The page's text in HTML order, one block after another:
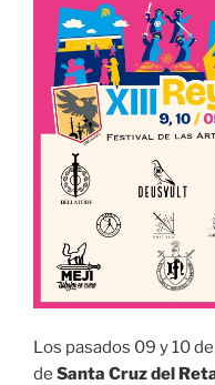
Los pasados 09 y 10
de Santa Cruz del